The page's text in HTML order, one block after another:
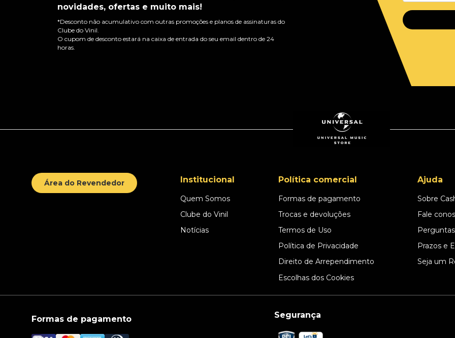
novidades, ofertas e muito mais!
*Desconto não acumulativo com outras promoções e planos de assinaturas do
Clube do Vinil.
O cupom de desconto estará na caixa de entrada do seu email dentro de 24
horas.
Área do Revendedor Institucional
Quem Somos
Clube do Vinil
Notícias
Política comercial
Formas de pagamento
Trocas e devoluções
Termos de Uso
Política de Privacidade
Direito de Arrependimento
Escolhas dos Cookies
Ajuda
Sobre
Fale
Prazos e
Seja um
Formas de pagamento Segurança